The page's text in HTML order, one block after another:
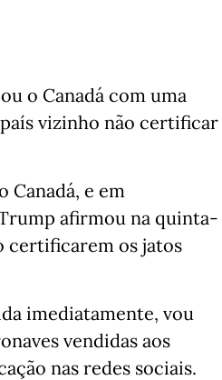
o Canadá com uma
país vizinho não certificar
Canadá, e em
afirmou na quinta-
certificarem os jatos
imediatamente, vou
vendidas aos
nas redes sociais.